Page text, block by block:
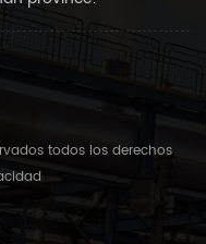
todos los derechos